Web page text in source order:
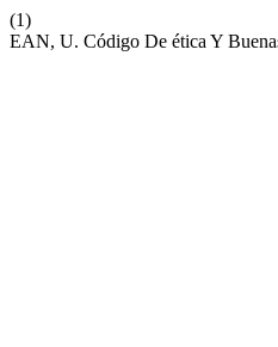
(1)
EAN, U. Código De ética Y